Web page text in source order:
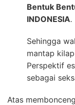
Bentuk
INDONESIA.
Sehingga
mantap
Perspektif
sebagai
Atas